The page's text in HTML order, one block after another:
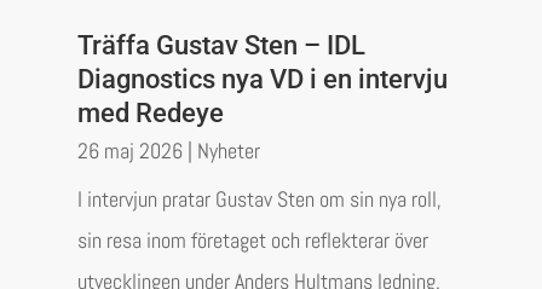
Träffa Gustav Sten – IDL
Diagnostics nya VD i en intervju
med Redeye
26 maj 2026| Nyheter
I intervjun pratar Gustav Sten om sin nya roll,
sin resa inom företaget och reflekterar över
utvecklingen under Anders Hultmans ledning.